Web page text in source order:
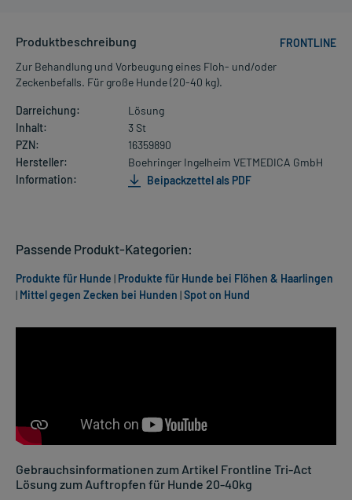
Produktbeschreibung
FRONTLINE
Zur Behandlung und Vorbeugung eines Floh- und/oder
Zeckenbefalls. Für große Hunde (20-40 kg).
Darreichung:
Lösung
Inhalt:
3 St
PZN:
16359890
Hersteller:
Boehringer Ingelheim VETMEDICA GmbH
Information:
Beipackzettel als PDF
Gebrauchsinformationen zum Artikel Frontline Tri-Act
Lösung zum Auftropfen für Hunde 20-40kg
Passende Produkt-Kategorien:
Produkte für Hunde | Produkte für Hunde bei Flöhen & Haarlingen
| Mittel gegen Zecken bei Hunden |Spot on Hund